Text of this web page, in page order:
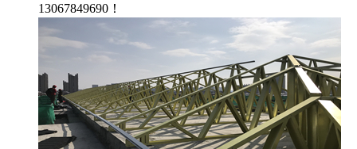
13067849690！